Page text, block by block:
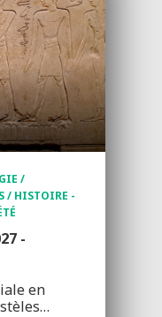
/
/ HISTOIRE -
-
en